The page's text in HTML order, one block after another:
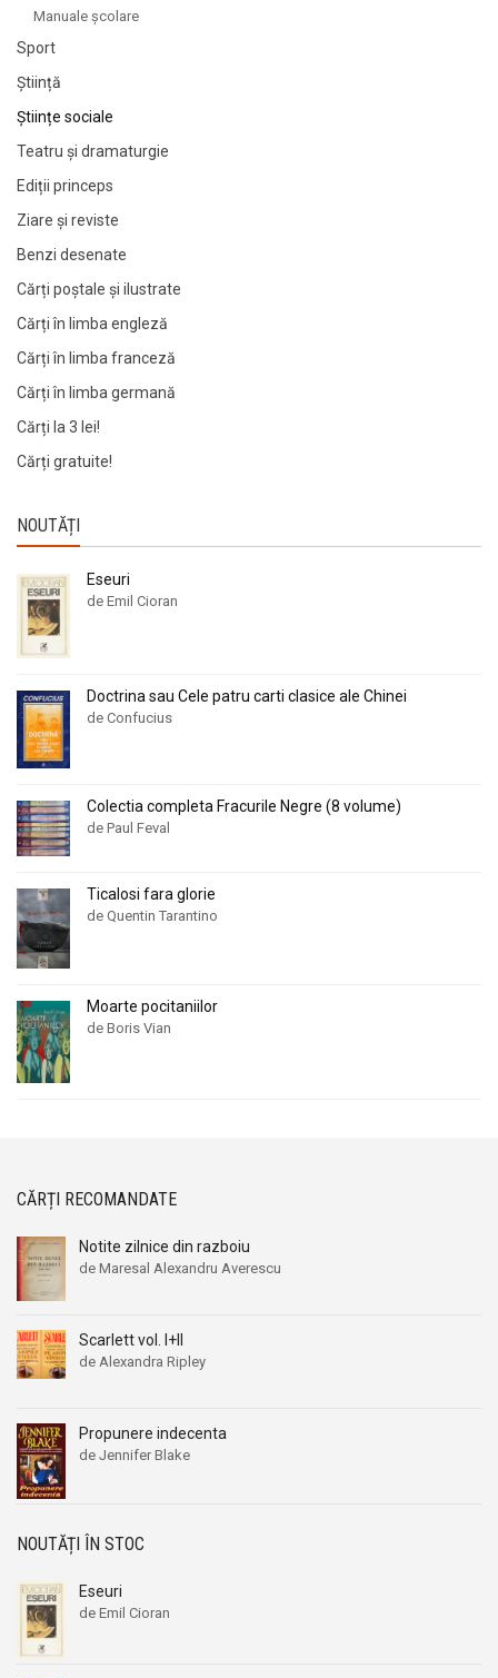
Manuale şcolare
Sport
Știință
Științe sociale
Teatru și dramaturgie
Ediții princeps
Ziare şi reviste
Benzi desenate
Cărți poștale și ilustrate
Cărți în limba engleză
Cărți în limba franceză
Cărți în limba germană
Cărți la 3 lei!
Cărți gratuite!
NOUTĂȚI
Eseuri
de Emil Cioran
Doctrina sau Cele patru carti clasice ale Chinei
de Confucius
Colectia completa Fracurile Negre (8 volume)
de Paul Feval
Ticalosi fara glorie
de Quentin Tarantino
Moarte pocitaniilor
de Boris Vian
CĂRȚI RECOMANDATE
Notite zilnice din razboiu
de Maresal Alexandru Averescu
Scarlett vol. I+II
de Alexandra Ripley
Propunere indecenta
de Jennifer Blake
NOUTĂȚI ÎN STOC
Eseuri
de Emil Cioran